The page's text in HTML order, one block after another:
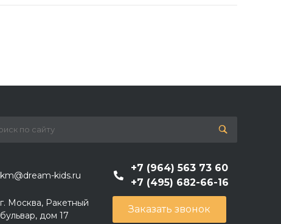
km@dream-kids.ru
+7 (964) 563 73 60
+7 (495) 682-66-16
г. Москва, Ракетный
бульвар, дом 17
Заказать звонок